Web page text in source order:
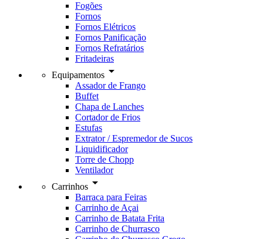
Fogões
Fornos
Fornos Elétricos
Fornos Panificação
Fornos Refratários
Fritadeiras
Equipamentos arrow_drop_down
Assador de Frango
Buffet
Chapa de Lanches
Cortador de Frios
Estufas
Extrator / Espremedor de Sucos
Liquidificador
Torre de Chopp
Ventilador
Carrinhos arrow_drop_down
Barraca para Feiras
Carrinho de Açai
Carrinho de Batata Frita
Carrinho de Churrasco